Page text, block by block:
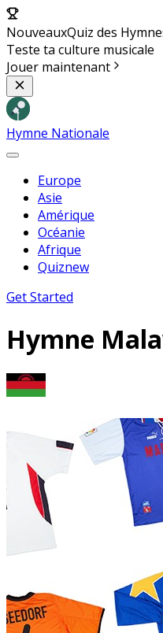
NouveauxQuiz des
Teste ta culture musicale
Jouer maintenant
Hymne Nationale
Europe
Asie
Amérique
Océanie
Afrique
Quiznew
Get Started
Hymne